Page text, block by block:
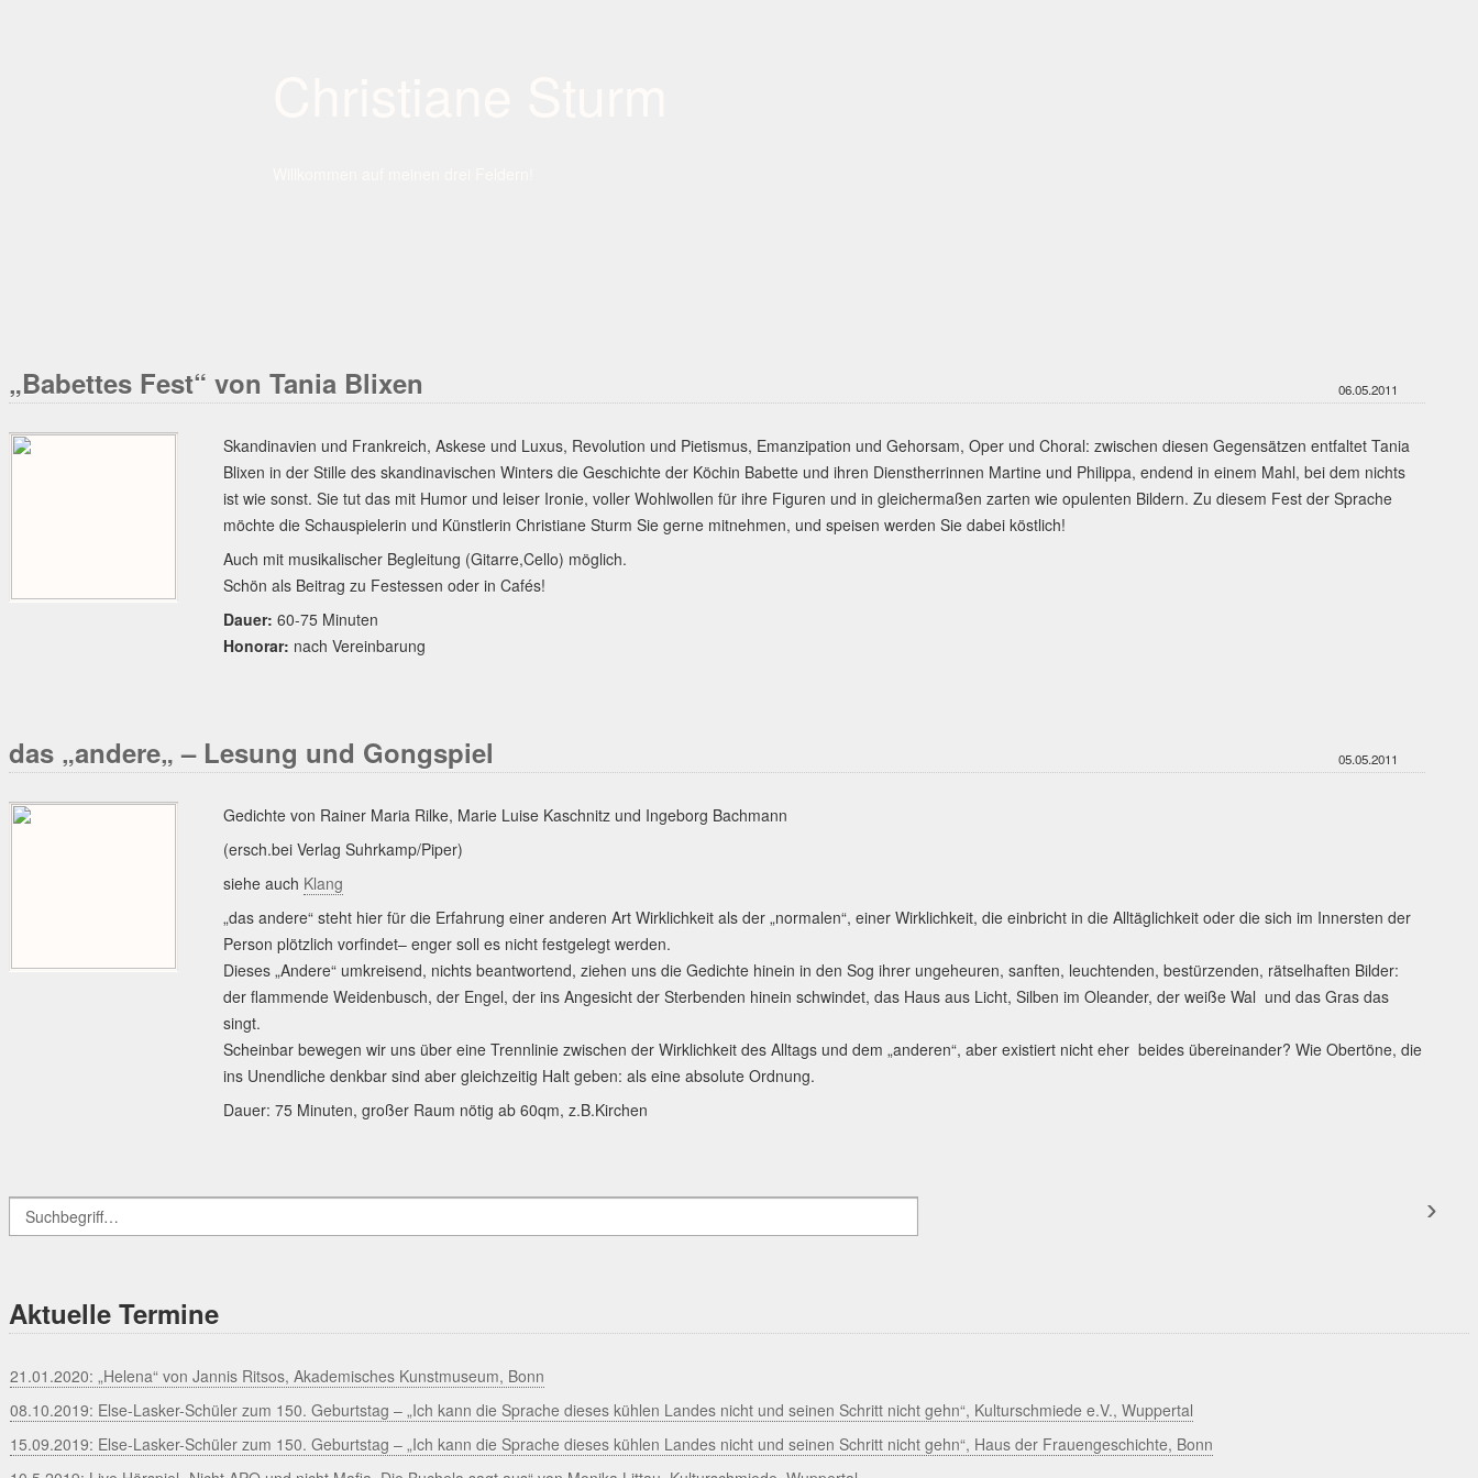
06.05.2011
„Babettes Fest“ von Tania Blixen
Skandinavien und Frankreich, Askese und Luxus, Revolution und Pietismus, Emanzipation und Gehorsam, Oper und Choral: zwischen diesen Gegensätzen entfaltet Tania
Blixen in der Stille des skandinavischen Winters die Geschichte der Köchin Babette und ihren Dienstherrinnen Martine und Philippa, endend in einem Mahl, bei dem nichts
ist wie sonst. Sie tut das mit Humor und leiser Ironie, voller Wohlwollen für ihre Figuren und in gleichermaßen zarten wie opulenten Bildern. Zu diesem Fest der Sprache
möchte die Schauspielerin und Künstlerin Christiane Sturm Sie gerne mitnehmen, und speisen werden Sie dabei köstlich!
Auch mit musikalischer Begleitung (Gitarre,Cello) möglich.
Schön als Beitrag zu Festessen oder in Cafés!
Dauer: 60-75 Minuten
Honorar: nach Vereinbarung
05.05.2011
das „andere„ – Lesung und Gongspiel
Gedichte von Rainer Maria Rilke, Marie Luise Kaschnitz und Ingeborg Bachmann
(ersch.bei Verlag Suhrkamp/Piper)
siehe auch Klang
„das andere“ steht hier für die Erfahrung einer anderen Art Wirklichkeit als der „normalen“, einer Wirklichkeit, die einbricht in die Alltäglichkeit oder die sich im Innersten der
Person plötzlich vorfindet– enger soll es nicht festgelegt werden.
Dieses „Andere“ umkreisend, nichts beantwortend, ziehen uns die Gedichte hinein in den Sog ihrer ungeheuren, sanften, leuchtenden, bestürzenden, rätselhaften Bilder:
der flammende Weidenbusch, der Engel, der ins Angesicht der Sterbenden hinein schwindet, das Haus aus Licht, Silben im Oleander, der weiße Wal und das Gras das
singt.
Scheinbar bewegen wir uns über eine Trennlinie zwischen der Wirklichkeit des Alltags und dem „anderen“, aber existiert nicht eher beides übereinander? Wie Obertöne, die
ins Unendliche denkbar sind aber gleichzeitig Halt geben: als eine absolute Ordnung.
Dauer: 75 Minuten, großer Raum nötig ab 60qm, z.B.Kirchen
Aktuelle Termine
21.01.2020: „Helena“ von Jannis Ritsos, Akademisches Kunstmuseum, Bonn
08.10.2019: Else-Lasker-Schüler zum 150. Geburtstag – „Ich kann die Sprache dieses kühlen Landes nicht und seinen Schritt nicht gehn“, Kulturschmiede e.V., Wuppertal
15.09.2019: Else-Lasker-Schüler zum 150. Geburtstag – „Ich kann die Sprache dieses kühlen Landes nicht und seinen Schritt nicht gehn“, Haus der Frauengeschichte, Bonn